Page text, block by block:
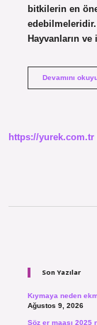
bitkilerin en
Hayvanların
Devamını
https://yurek.com.tr
Son Yazılar
Kıymaya neden
Ağustos 9, 2026
Söz er maaşı 2025